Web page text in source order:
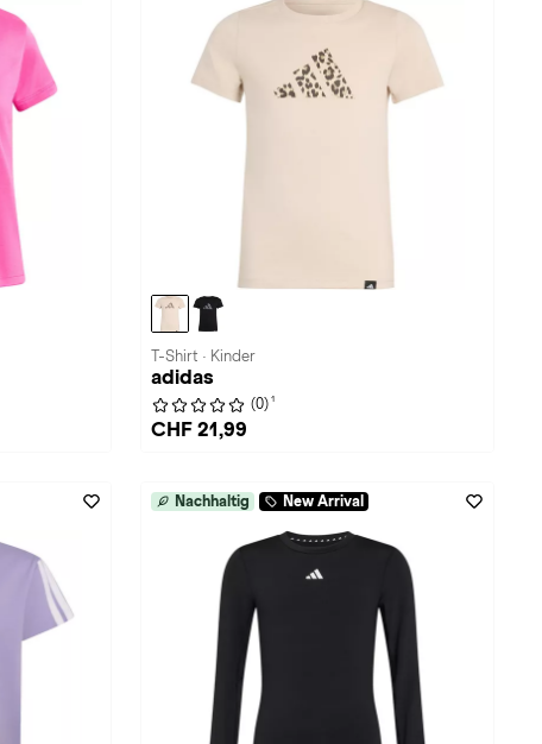
T-Shirt · Kinder
adidas
(0) 1
CHF 21,99
Nachhaltig New Arrival